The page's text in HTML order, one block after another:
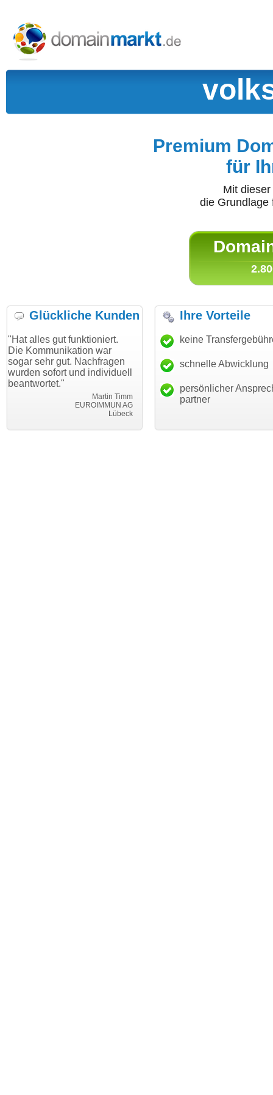
Premium
für
Mit
die
Glückliche Kunden
funktioniert.
war
Nachfragen
und individuell
EUROIMMUN AG
"Danke für den schnellen
Transfer und guten Service!"
Thomas Schäfer
i can eckert communication GmbH
"Ich bin
haben.
mein
Ihre Vorteile
keine
schnelle Abwicklung
persönlicher
partner